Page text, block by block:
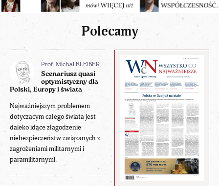
Polecamy
Prof. Michał KLEIBER
Scenariusz quasi
optymistyczny dla
Polski, Europy i świata
Najważniejszym problemem
dotyczącym całego świata jest
daleko idące złagodzenie
niebezpieczeństw związanych z
zagrożeniami militarnymi i
paramilitarnymi.